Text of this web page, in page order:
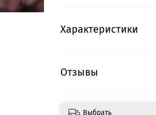
Характеристики
Отзывы
Выбрать